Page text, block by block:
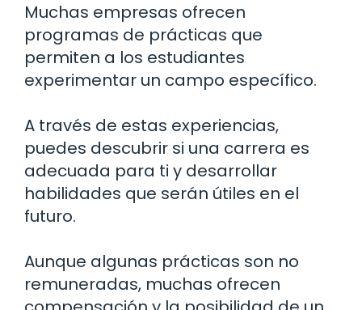
Muchas empresas ofrecen
programas de prácticas que
permiten a los estudiantes
experimentar un campo específico.
A través de estas experiencias,
puedes descubrir si una carrera es
adecuada para ti y desarrollar
habilidades que serán útiles en el
futuro.
Aunque algunas prácticas son no
remuneradas, muchas ofrecen